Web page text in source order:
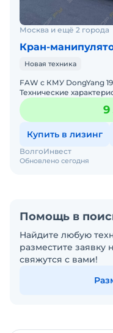
Москва и ещё 2 города
Кран-
Новая техника
FAW с КМУ DongYang
Технические
шассиБазовое шасси
9
Купить в лизинг
Обновлено сегодня
ВолгоИнвест
Помощь в
Найдите любую
разместите заявку
свяжутся с вами!